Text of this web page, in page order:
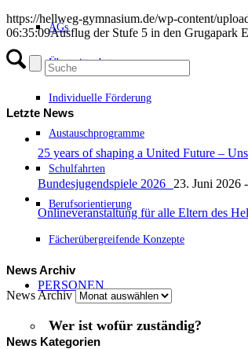
AGs
Übermittagbetreuung
Individuelle Förderung
Austauschprogramme
Schulfahrten
Berufsorientierung
Fächerübergreifende Konzepte
PERSONEN
Wer ist wofür zuständig?
https://hellweg-gymnasium.de/wp-content/
06:35:09Ausflug der Stufe 5 in den Grugapark
Letzte News
25 years of shaping a United Future –
Bundesjugendspiele 2026 23. Juni 2026
Onlineveranstaltung für alle Eltern des
News Archiv
News Archiv
News Kategorien